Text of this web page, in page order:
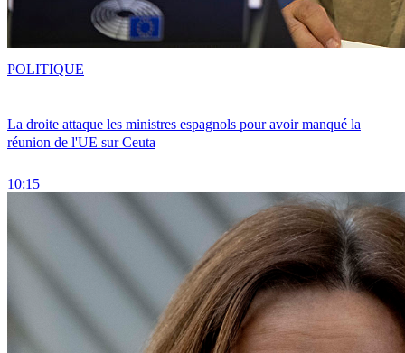
La droite attaque les ministres espagnols pour avoir manqué la
réunion de l'UE sur Ceuta
10:15
POLITIQUE